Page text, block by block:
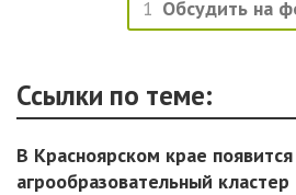
1 Обсудить на
Ссылки по теме:
В Красноярском крае появится
агрообразовательный кластер